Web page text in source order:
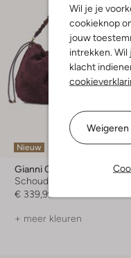
Wil je je
cookieknop
jouw
intrekken.
klacht
Weigeren
Nieuw
Gianni Chiarini
Schoudertas
€ 339,99
+ meer kleuren